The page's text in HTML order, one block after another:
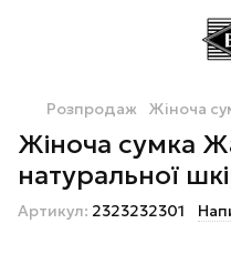
Розпродаж Жіноча
Жіноча сумка
натуральної
Артикул: 2323232301